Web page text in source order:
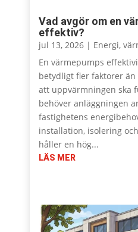
Vad avgör om en
effektiv?
jul 13, 2026| Energi,
En värmepumps
betydligt fler faktorer än
att uppvärmningen ska
behöver anläggningen
fastighetens
installation, isolering
håller en hög...
LÄS MER